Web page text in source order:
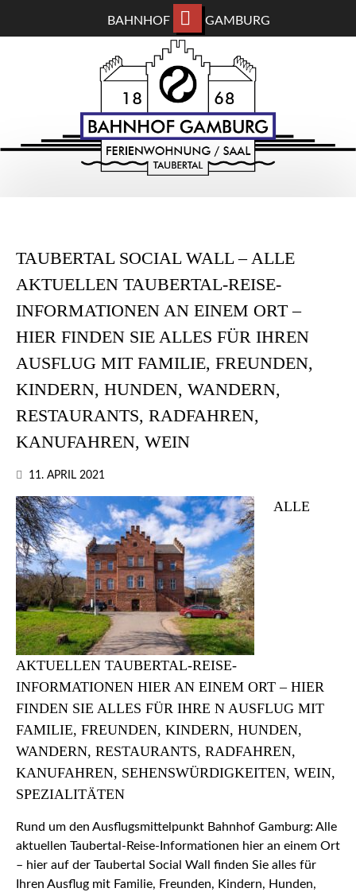
BAHNHOF GAMBURG
BAHNHOF GAMBURG
Ferienwohnung und Eventsaal im Taubertal
TAUBERTAL SOCIAL WALL – ALLE
AKTUELLEN TAUBERTAL-REISE-
INFORMATIONEN AN EINEM ORT –
HIER FINDEN SIE ALLES FÜR IHREN
AUSFLUG MIT FAMILIE, FREUNDEN,
KINDERN, HUNDEN, WANDERN,
RESTAURANTS, RADFAHREN,
KANUFAHREN, WEIN
11. APRIL 2021
ALLE
AKTUELLEN TAUBERTAL-REISE-
INFORMATIONEN HIER AN EINEM ORT – HIER
FINDEN SIE ALLES FÜR IHRE N AUSFLUG MIT
FAMILIE, FREUNDEN, KINDERN, HUNDEN,
WANDERN, RESTAURANTS, RADFAHREN,
KANUFAHREN, SEHENSWÜRDIGKEITEN, WEIN,
SPEZIALITÄTEN
Rund um den Ausflugsmittelpunkt Bahnhof Gamburg: Alle
aktuellen Taubertal-Reise-Informationen hier an einem Ort
– hier auf der Taubertal Social Wall finden Sie alles für
Ihren Ausflug mit Familie, Freunden, Kindern, Hunden,